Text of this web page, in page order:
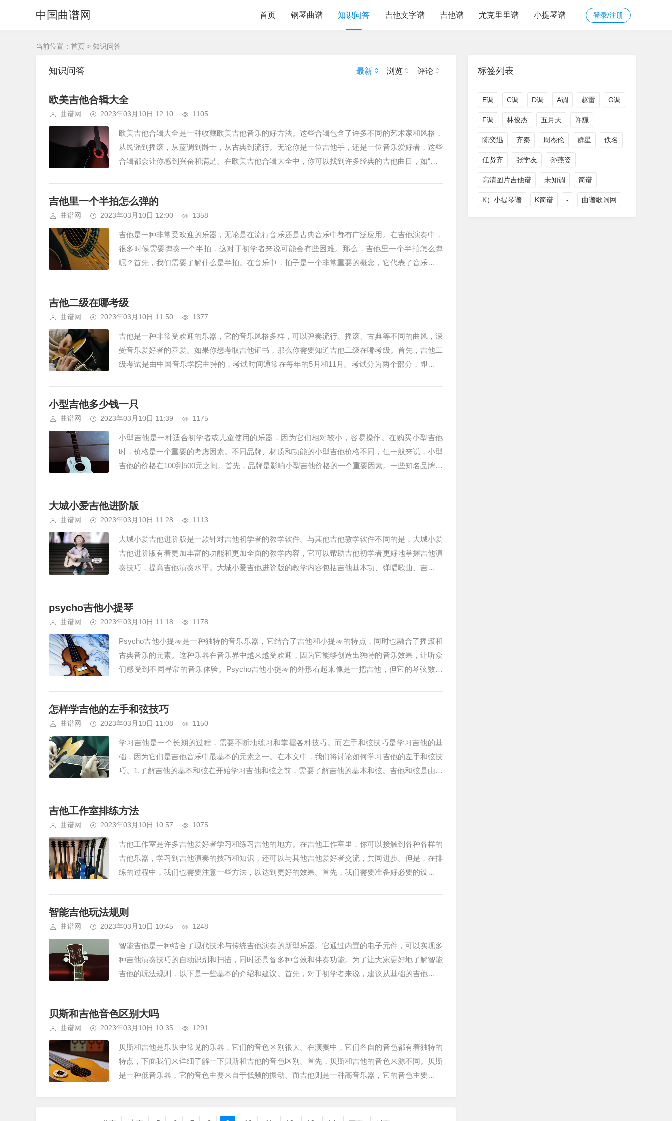
中国曲谱网 登录/注册
首页 钢琴曲谱 知识问答 吉他文字谱 吉他谱 尤克里里谱 小提琴谱
当前位置： 首页 > 知识问答
知识问答 最新 浏览 评论
欧美吉他合辑大全
曲谱网 2023年03月10日 12:10 1105
欧美吉他合辑大全是一种收藏欧美吉他音乐的好方法。这些合辑包含了许多不同的艺术家和风格，
从民谣到摇滚，从蓝调到爵士，从古典到流行。无论你是一位吉他手，还是一位音乐爱好者，这些
合辑都会让你感到兴奋和满足。在欧美吉他合辑大全中，你可以找到许多经典的吉他曲目，如“Stai
吉他里一个半拍怎么弹的
曲谱网 2023年03月10日 12:00 1358
吉他是一种非常受欢迎的乐器，无论是在流行音乐还是古典音乐中都有广泛应用。在吉他演奏中，
很多时候需要弹奏一个半拍，这对于初学者来说可能会有些困难。那么，吉他里一个半拍怎么弹
呢？首先，我们需要了解什么是半拍。在音乐中，拍子是一个非常重要的概念，它代表了音乐的节
吉他二级在哪考级
曲谱网 2023年03月10日 11:50 1377
吉他是一种非常受欢迎的乐器，它的音乐风格多样，可以弹奏流行、摇滚、古典等不同的曲风，深
受音乐爱好者的喜爱。如果你想考取吉他证书，那么你需要知道吉他二级在哪考级。首先，吉他二
级考试是由中国音乐学院主持的，考试时间通常在每年的5月和11月。考试分为两个部分，即演奏
小型吉他多少钱一只
曲谱网 2023年03月10日 11:39 1175
小型吉他是一种适合初学者或儿童使用的乐器，因为它们相对较小，容易操作。在购买小型吉他
时，价格是一个重要的考虑因素。不同品牌、材质和功能的小型吉他价格不同，但一般来说，小型
吉他的价格在100到500元之间。首先，品牌是影响小型吉他价格的一个重要因素。一些知名品牌的
大城小爱吉他进阶版
曲谱网 2023年03月10日 11:28 1113
大城小爱吉他进阶版是一款针对吉他初学者的教学软件。与其他吉他教学软件不同的是，大城小爱
吉他进阶版有着更加丰富的功能和更加全面的教学内容，它可以帮助吉他初学者更好地掌握吉他演
奏技巧，提高吉他演奏水平。大城小爱吉他进阶版的教学内容包括吉他基本功、弹唱歌曲、吉他技
psycho吉他小提琴
曲谱网 2023年03月10日 11:18 1178
Psycho吉他小提琴是一种独特的音乐乐器，它结合了吉他和小提琴的特点，同时也融合了摇滚和
古典音乐的元素。这种乐器在音乐界中越来越受欢迎，因为它能够创造出独特的音乐效果，让听众
们感受到不同寻常的音乐体验。Psycho吉他小提琴的外形看起来像是一把吉他，但它的琴弦数量
怎样学吉他的左手和弦技巧
曲谱网 2023年03月10日 11:08 1150
学习吉他是一个长期的过程，需要不断地练习和掌握各种技巧。而左手和弦技巧是学习吉他的基
础，因为它们是吉他音乐中最基本的元素之一。在本文中，我们将讨论如何学习吉他的左手和弦技
巧。1.了解吉他的基本和弦在开始学习吉他和弦之前，需要了解吉他的基本和弦。吉他和弦是由三
吉他工作室排练方法
曲谱网 2023年03月10日 10:57 1075
吉他工作室是许多吉他爱好者学习和练习吉他的地方。在吉他工作室里，你可以接触到各种各样的
吉他乐器，学习到吉他演奏的技巧和知识，还可以与其他吉他爱好者交流，共同进步。但是，在排
练的过程中，我们也需要注意一些方法，以达到更好的效果。首先，我们需要准备好必要的设备。
智能吉他玩法规则
曲谱网 2023年03月10日 10:45 1248
智能吉他是一种结合了现代技术与传统吉他演奏的新型乐器。它通过内置的电子元件，可以实现多
种吉他演奏技巧的自动识别和扫描，同时还具备多种音效和伴奏功能。为了让大家更好地了解智能
吉他的玩法规则，以下是一些基本的介绍和建议。首先，对于初学者来说，建议从基础的吉他演奏
贝斯和吉他音色区别大吗
曲谱网 2023年03月10日 10:35 1291
贝斯和吉他是乐队中常见的乐器，它们的音色区别很大。在演奏中，它们各自的音色都有着独特的
特点，下面我们来详细了解一下贝斯和吉他的音色区别。首先，贝斯和吉他的音色来源不同。贝斯
是一种低音乐器，它的音色主要来自于低频的振动。而吉他则是一种高音乐器，它的音色主要来自
标签列表
E调 C调 D调 A调 赵雷 G调
F调 林俊杰 五月天 许巍
陈奕迅 齐秦 周杰伦 群星 佚名
任贤齐 张学友 孙燕姿
高清图片吉他谱 未知调 简谱
K）小提琴谱 K简谱 - 曲谱歌词网